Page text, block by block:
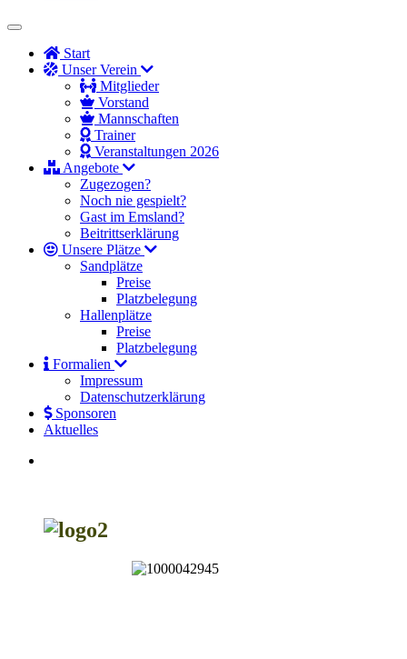
Start
Unser Verein
Mitglieder
Vorstand
Mannschaften
Trainer
Veranstaltungen 2026
Angebote
Zugezogen?
Noch nie gespielt?
Gast im Emsland?
Beitrittserklärung
Unsere Plätze
Sandplätze
Preise
Platzbelegung
Hallenplätze
Preise
Platzbelegung
Formalien
Impressum
Datenschutzerklärung
Sponsoren
Aktuelles